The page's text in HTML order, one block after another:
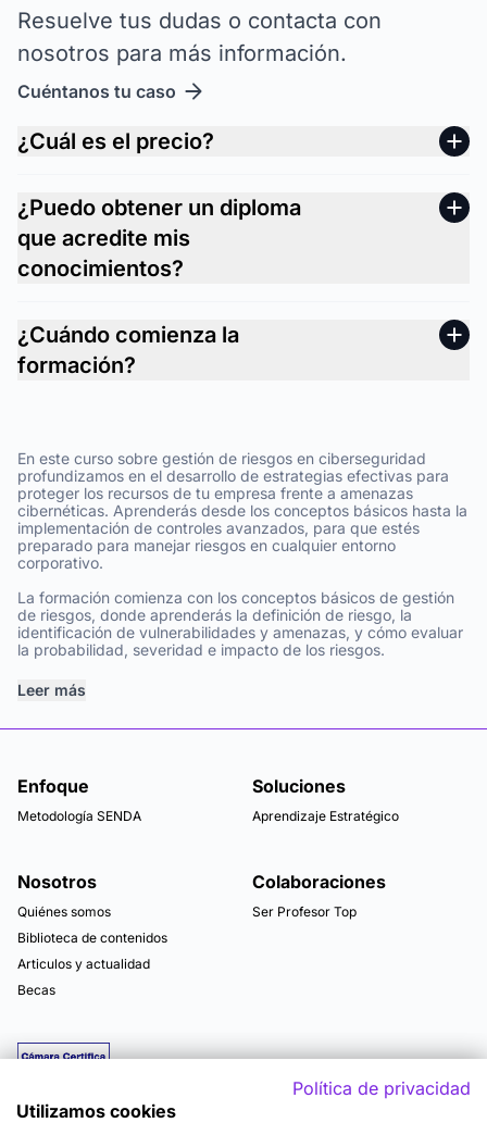
Resuelve tus dudas o contacta con
nosotros para más información.
Cuéntanos tu caso
¿Cuál es el precio?
¿Puedo obtener un diploma
que acredite mis
conocimientos?
¿Cuándo comienza la
formación?
En este curso sobre gestión de riesgos en ciberseguridad
profundizamos en el desarrollo de estrategias efectivas para
proteger los recursos de tu empresa frente a amenazas
cibernéticas. Aprenderás desde los conceptos básicos hasta la
implementación de controles avanzados, para que estés
preparado para manejar riesgos en cualquier entorno
corporativo.
La formación comienza con los conceptos básicos de gestión
de riesgos, donde aprenderás la definición de riesgo, la
identificación de vulnerabilidades y amenazas, y cómo evaluar
la probabilidad, severidad e impacto de los riesgos.
Leer más
Enfoque
Metodología SENDA
Soluciones
Aprendizaje Estratégico
Nosotros
Quiénes somos
Biblioteca de contenidos
Articulos y actualidad
Becas
Colaboraciones
Ser Profesor Top
Política de privacidad
Utilizamos cookies